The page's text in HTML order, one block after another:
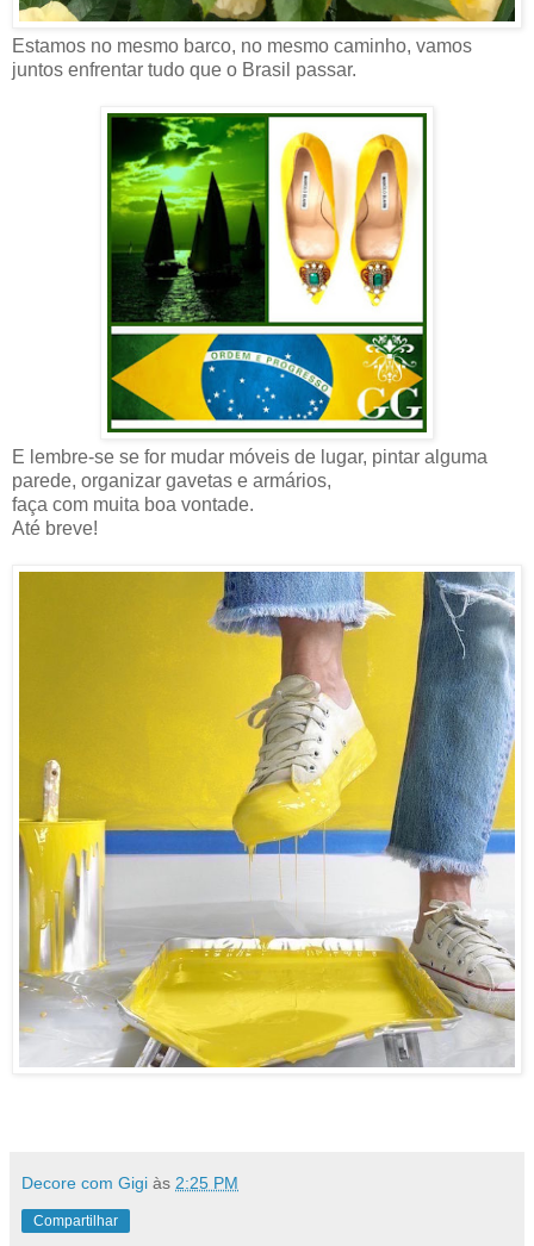
Estamos no mesmo barco, no mesmo caminho, vamos
juntos enfrentar tudo que o Brasil passar.
E lembre-se se for mudar móveis de lugar, pintar alguma
parede, organizar gavetas e armários,
faça com muita boa vontade.
Até breve!
Decore com Gigi às 2:25 PM
Compartilhar